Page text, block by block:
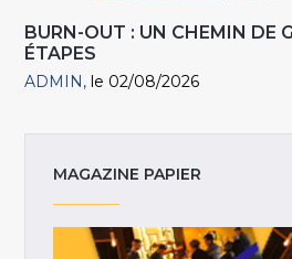
BURN-OUT : UN CHEMIN DE
ÉTAPES
ADMIN le 02/08/2026
MAGAZINE PAPIER